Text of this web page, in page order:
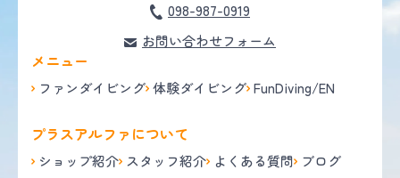
098-987-0919
お問い合わせフォーム
メニュー
ファンダイビング 体験ダイビング FunDiving/EN
プラスアルファについて
ショップ紹介 スタッフ紹介 よくある質問 ブログ